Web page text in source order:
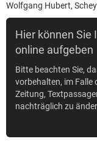
Wolfgang Hubert,
Hier können Sie
online aufgeben
Bitte beachten Sie,
vorbehalten, im Falle
Zeitung,
nachträglich zu